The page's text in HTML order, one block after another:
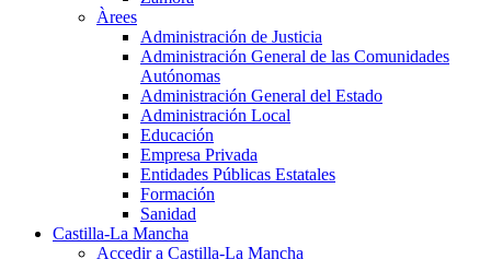
Àrees
Administración de Justicia
Administración General de las Comunidades
Autónomas
Administración General del Estado
Administración Local
Educación
Empresa Privada
Entidades Públicas Estatales
Formación
Sanidad
Castilla-La Mancha
Accedir a Castilla-La Mancha